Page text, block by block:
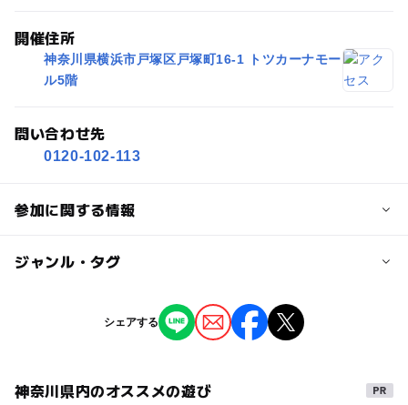
開催住所
神奈川県横浜市戸塚区戸塚町16-1 トツカーナモー
ル5階
問い合わせ先
0120-102-113
参加に関する情報
定員
なるべくたくさんの皆様にご参加いただけるよう、ひと家
ジャンル・タグ
駐車場無料 参加無料 プレゼント
シェアする
神奈川県内のオススメの遊び